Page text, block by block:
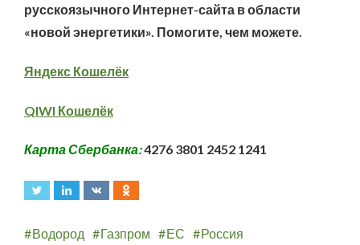
русскоязычного Интернет-сайта в области
«новой энергетики». Помогите, чем можете.
Яндекс Кошелёк
QIWI Кошелёк
Карта Сбербанка:4276 3801 2452 1241
Водород Газпром ЕС Россия